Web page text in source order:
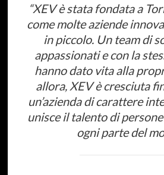
“XEV è stata fondata a
come molte aziende
in piccolo. Un team di
appassionati e con la
hanno dato vita alla
allora, XEV è cresciuta
un’azienda di carattere
unisce il talento di
ogni parte del